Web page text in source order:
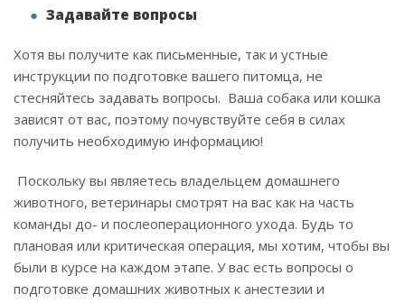
Задавайте вопросы
Хотя вы получите как письменные, так и устные
инструкции по подготовке вашего питомца, не
стесняйтесь задавать вопросы. Ваша собака или кошка
зависят от вас, поэтому почувствуйте себя в силах
получить необходимую информацию!
Поскольку вы являетесь владельцем домашнего
животного, ветеринары смотрят на вас как на часть
команды до- и послеоперационного ухода. Будь то
плановая или критическая операция, мы хотим, чтобы вы
были в курсе на каждом этапе. У вас есть вопросы о
подготовке домашних животных к анестезии и